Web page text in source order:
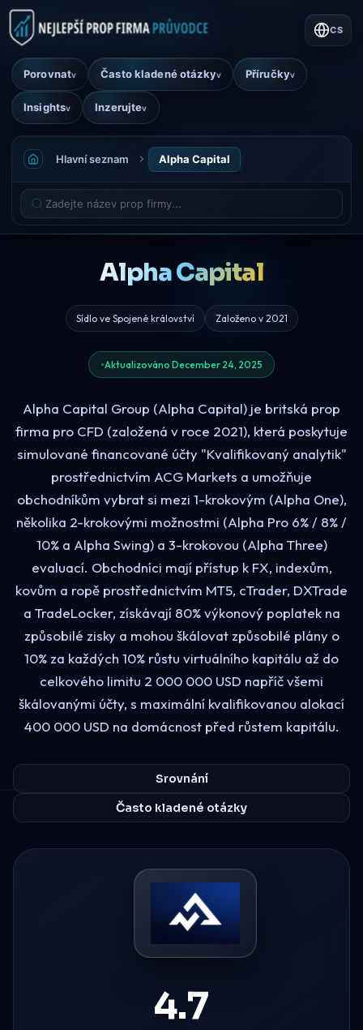
Porovnatv Často kladené otázkyv Příručkyv
Insightsv Inzerujtev
CS
Hlavní seznam Alpha Capital
Alpha Capital
Sídlo ve Spojené království Založeno v 2021
Aktualizováno December 24, 2025
Alpha Capital Group (Alpha Capital) je britská prop
firma pro CFD (založená v roce 2021), která poskytuje
simulované financované účty "Kvalifikovaný analytik"
prostřednictvím ACG Markets a umožňuje
obchodníkům vybrat si mezi 1-krokovým (Alpha One),
několika 2-krokovými možnostmi (Alpha Pro 6% / 8% /
10% a Alpha Swing) a 3-krokovou (Alpha Three)
evaluací. Obchodníci mají přístup k FX, indexům,
kovům a ropě prostřednictvím MT5, cTrader, DXTrade
a TradeLocker, získávají 80% výkonový poplatek na
způsobilé zisky a mohou škálovat způsobilé plány o
10% za každých 10% růstu virtuálního kapitálu až do
celkového limitu 2 000 000 USD napříč všemi
škálovanými účty, s maximální kvalifikovanou alokací
400 000 USD na domácnost před růstem kapitálu.
Srovnání
Často kladené otázky
4.7